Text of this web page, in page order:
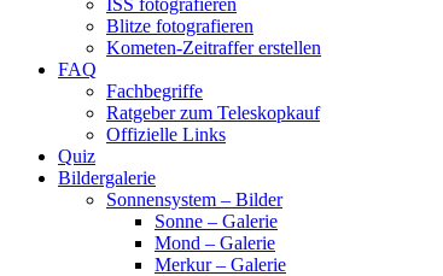
Blitze fotografieren
Kometen-Zeitraffer erstellen
FAQ
Fachbegriffe
Ratgeber zum Teleskopkauf
Offizielle Links
Quiz
Bildergalerie
Sonnensystem – Bilder
Sonne – Galerie
Mond – Galerie
Merkur – Galerie